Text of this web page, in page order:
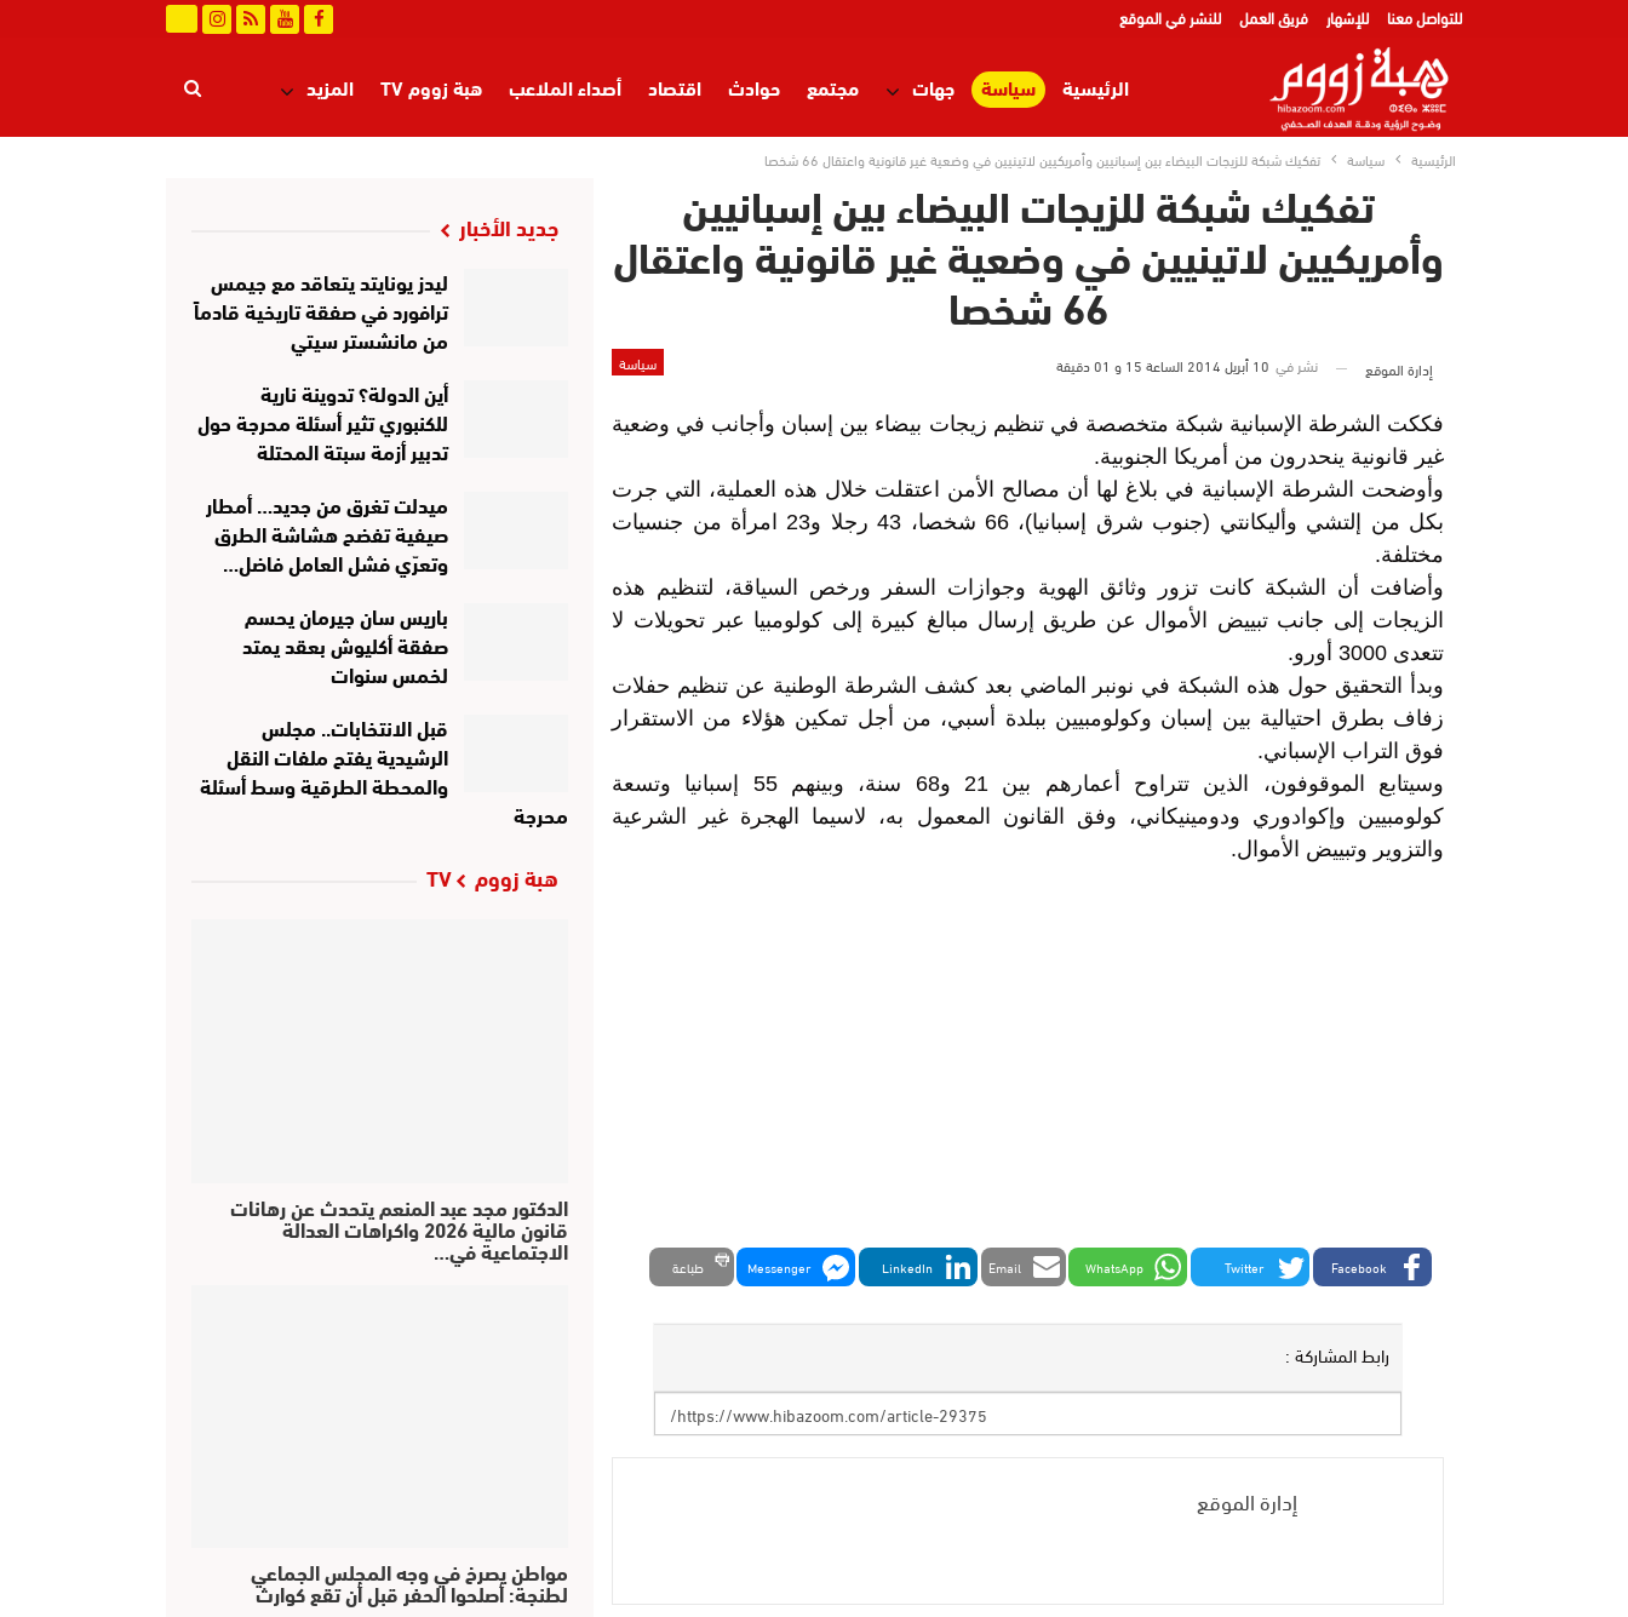
للتواصل معنا للإشهار فريق العمل للنشر في الموقع
الرئيسية سياسة جهات مجتمع حوادث اقتصاد أصداء الملاعب هبة زووم TV المزيد
الرئيسية سياسة تفكيك شبكة للزيجات البيضاء بين إسبانيين وأمريكيين لاتينيين في وضعية غير قانونية واعتقال 66 شخصا
تفكيك شبكة للزيجات البيضاء بين إسبانيين
وأمريكيين لاتينيين في وضعية غير قانونية واعتقال
66 شخصا
سياسة إدارة الموقع نشر في 10 أبريل 2014 الساعة 15 و 01 دقيقة
فككت الشرطة الإسبانية شبكة متخصصة في تنظيم زيجات بيضاء بين إسبان وأجانب في وضعية
غير قانونية ينحدرون من أمريكا الجنوبية.
وأوضحت الشرطة الإسبانية في بلاغ لها أن مصالح الأمن اعتقلت خلال هذه العملية، التي جرت
بكل من إلتشي وأليكانتي (جنوب شرق إسبانيا)، 66 شخصا، 43 رجلا و23 امرأة من جنسيات
مختلفة.
وأضافت أن الشبكة كانت تزور وثائق الهوية وجوازات السفر ورخص السياقة، لتنظيم هذه
الزيجات إلى جانب تبييض الأموال عن طريق إرسال مبالغ كبيرة إلى كولومبيا عبر تحويلات لا
تتعدى 3000 أورو.
وبدأ التحقيق حول هذه الشبكة في نونبر الماضي بعد كشف الشرطة الوطنية عن تنظيم حفلات
زفاف بطرق احتيالية بين إسبان وكولومبيين ببلدة أسبي، من أجل تمكين هؤلاء من الاستقرار
فوق التراب الإسباني.
وسيتابع الموقوفون، الذين تتراوح أعمارهم بين 21 و68 سنة، وبينهم 55 إسبانيا وتسعة
كولومبيين وإكوادوري ودومينيكاني، وفق القانون المعمول به، لاسيما الهجرة غير الشرعية
والتزوير وتبييض الأموال.
Facebook
Twitter
WhatsApp
Email
LinkedIn
Messenger طباعة
رابط المشاركة :
إدارة الموقع
جديد الأخبار
ليدز يونايتد يتعاقد مع جيمس
ترافورد في صفقة تاريخية قادماً
من مانشستر سيتي
أين الدولة؟ تدوينة نارية
للكنبوري تثير أسئلة محرجة حول
تدبير أزمة سبتة المحتلة
ميدلت تغرق من جديد… أمطار
صيفية تفضح هشاشة الطرق
وتعرّي فشل العامل فاضل…
باريس سان جيرمان يحسم
صفقة أكليوش بعقد يمتد
لخمس سنوات
قبل الانتخابات.. مجلس
الرشيدية يفتح ملفات النقل
والمحطة الطرقية وسط أسئلة
محرجة
هبة زووم TV
الدكتور مجد عبد المنعم يتحدث عن رهانات
قانون مالية 2026 واكراهات العدالة
الاجتماعية في…
مواطن يصرخ في وجه المجلس الجماعي
لطنجة: أصلحوا الحفر قبل أن تقع كوارث